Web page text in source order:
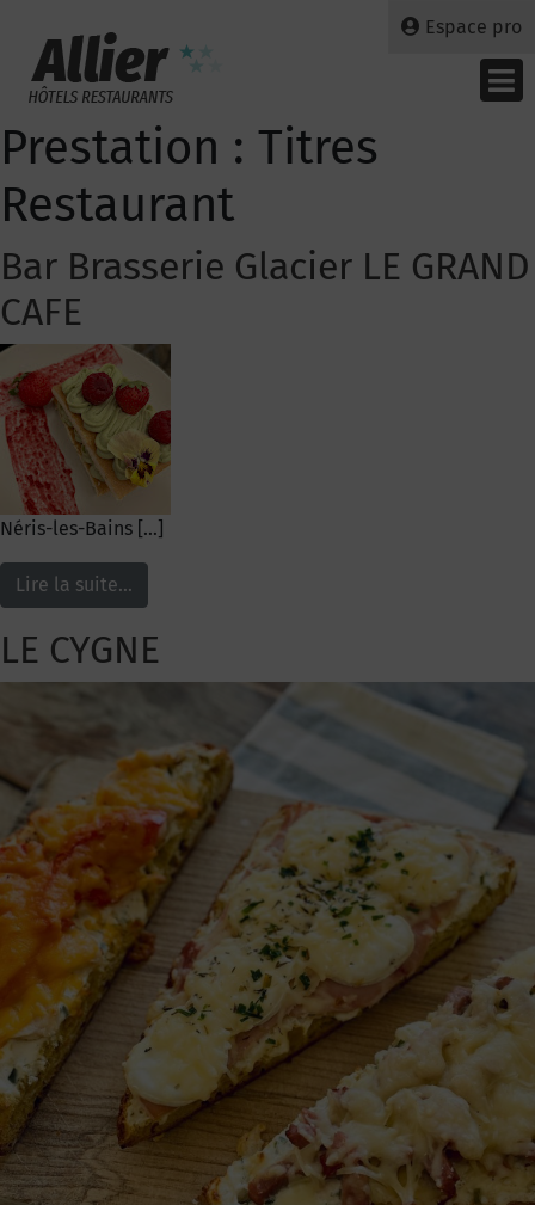
Espace pro
Prestation : Titres
Restaurant
Bar Brasserie Glacier LE GRAND
CAFE
Néris-les-Bains […]
Lire la suite…
LE CYGNE